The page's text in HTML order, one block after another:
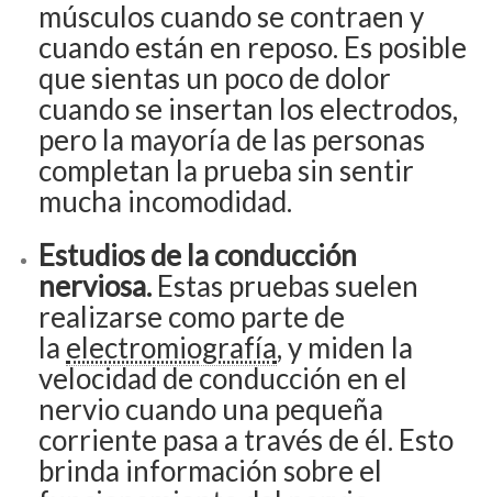
músculos cuando se contraen y
cuando están en reposo. Es posible
que sientas un poco de dolor
cuando se insertan los electrodos,
pero la mayoría de las personas
completan la prueba sin sentir
mucha incomodidad.
Estudios de la conducción
nerviosa. Estas pruebas suelen
realizarse como parte de
la electromiografía, y miden la
velocidad de conducción en el
nervio cuando una pequeña
corriente pasa a través de él. Esto
brinda información sobre el